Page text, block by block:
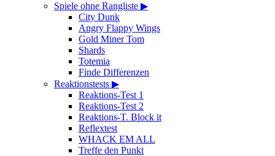
Spiele ohne Rangliste ▶
City Dunk
Angry Flappy Wings
Gold Miner Tom
Shards
Totemia
Finde Differenzen
Reaktionstests ▶
Reaktions-Test 1
Reaktions-Test 2
Reaktions-T. Block it
Reflextest
WHACK EM ALL
Treffe den Punkt